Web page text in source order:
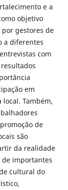
e a
objetivo
gestores de
a diferentes
com
em
Também,
de
são
da realidade
de importantes
cultural do